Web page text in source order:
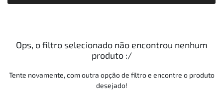
Ops, o filtro selecionado não encontrou nenhum
produto :/
Tente novamente, com outra opção de filtro e encontre o produto
desejado!